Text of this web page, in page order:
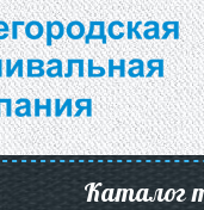
Каталог